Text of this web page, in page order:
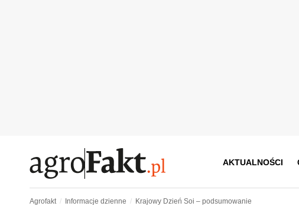
AKTUALNOŚCI
Agrofakt Informacje dzienne Krajowy Dzień Soi – podsumowanie